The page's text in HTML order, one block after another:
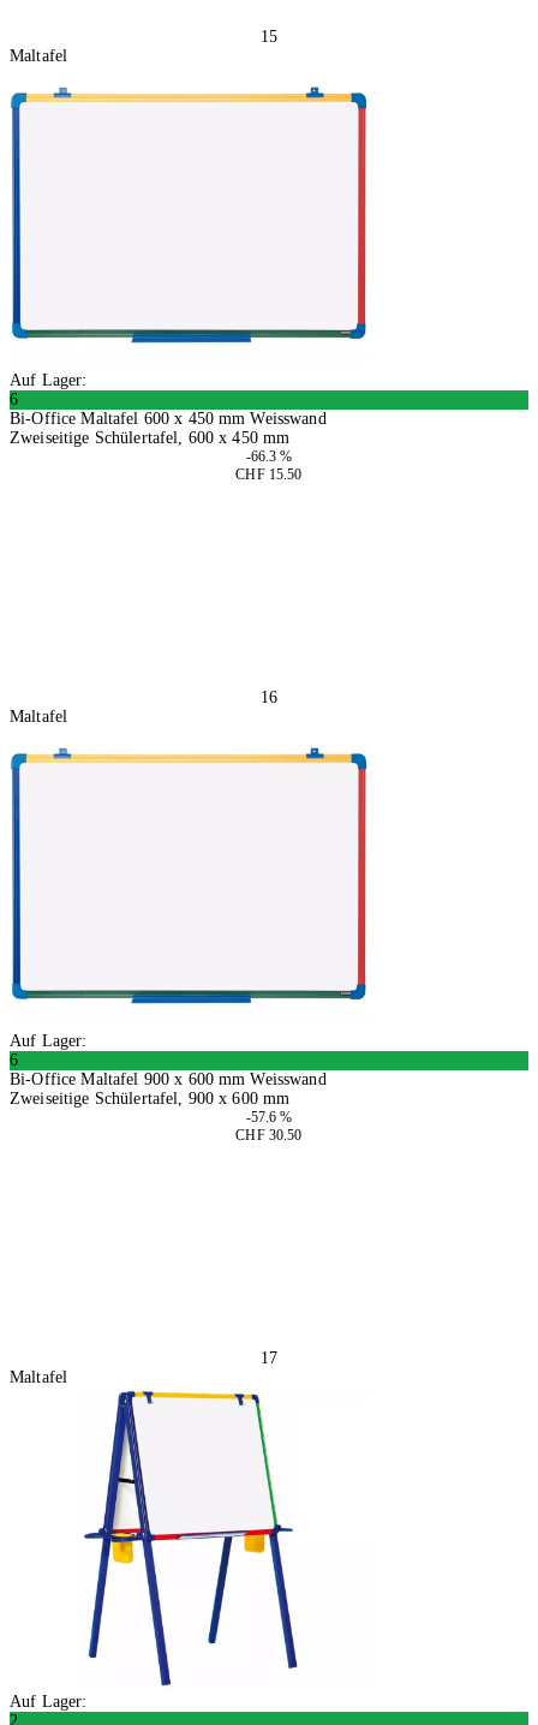
15
Maltafel
Auf Lager:
6
Bi-Office Maltafel 600 x 450 mm Weisswand
Zweiseitige Schülertafel, 600 x 450 mm
-66.3 %
CHF 15.50
16
Maltafel
Auf Lager:
6
Bi-Office Maltafel 900 x 600 mm Weisswand
Zweiseitige Schülertafel, 900 x 600 mm
-57.6 %
CHF 30.50
17
Maltafel
Auf Lager:
2